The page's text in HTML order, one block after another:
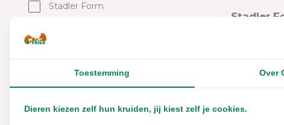
Stadler Form
Stadler
Leverbaar
€58,00
Toestemming Over
Dieren kiezen zelf hun kruiden, jij kiest zelf je cookies.